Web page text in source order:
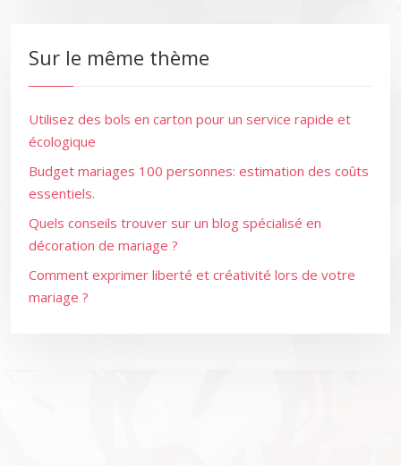
Sur le même thème
Utilisez des bols en carton pour un service rapide et
écologique
Budget mariages 100 personnes: estimation des coûts
essentiels.
Quels conseils trouver sur un blog spécialisé en
décoration de mariage ?
Comment exprimer liberté et créativité lors de votre
mariage ?